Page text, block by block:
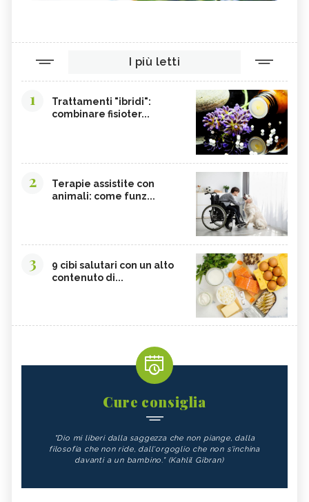
I più letti
1
Trattamenti "ibridi":
combinare fisioter...
2
Terapie assistite con
animali: come funz...
3
9 cibi salutari con un alto
contenuto di...
Cure consiglia
"Dio mi liberi dalla saggezza che non piange, dalla
filosofia che non ride, dall'orgoglio che non s'inchina
davanti a un bambino." (Kahlil Gibran)